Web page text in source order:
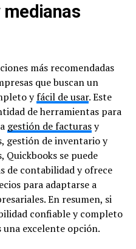
medianas
más recomendadas
que buscan un
yfácil de usar. Este
de herramientas para
gestión de facturasy
gestión de inventario y
Quickbooks se puede
de contabilidad y ofrece
para adaptarse a
En resumen, si
confiable y completo
una excelente opción.